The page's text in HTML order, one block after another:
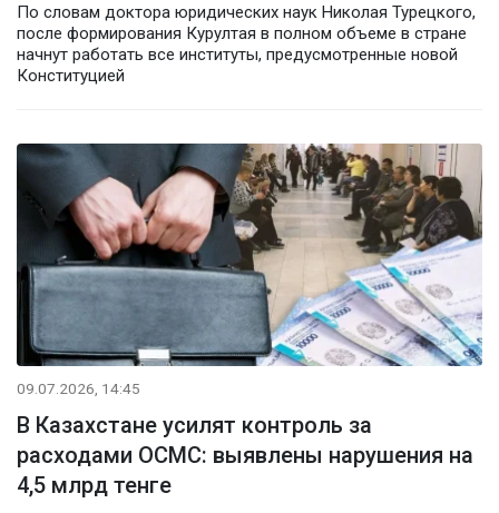
По словам доктора юридических наук Николая Турецкого,
после формирования Курултая в полном объеме в стране
начнут работать все институты, предусмотренные новой
Конституцией
09.07.2026, 14:45
В Казахстане усилят контроль за
расходами ОСМС: выявлены нарушения на
4,5 млрд тенге